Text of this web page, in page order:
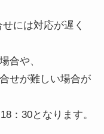
には対応が遅く
合や、
せが難しい場合が
：30となります。